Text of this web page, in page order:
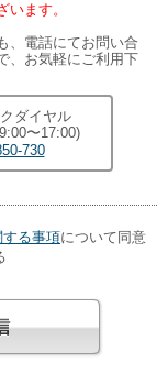
います。
、電話にてお問い合
、お気軽にご利用下
ダイヤル
〜17:00)
730
る事項について同意